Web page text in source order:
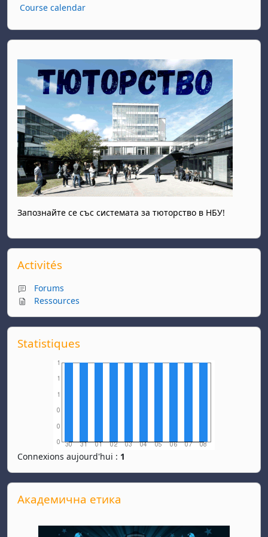
Course calendar
Запознайте се със системата за тюторство в НБУ!
Passer Activités
Activités
Forums
Ressources
Passer Statistiques
Statistiques
Connexions aujourd'hui : 1
Passer Академична етика
Академична етика